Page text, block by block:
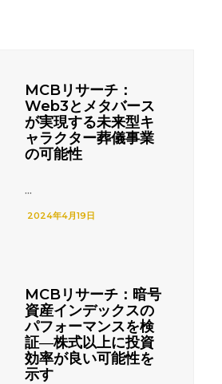
MCBリサーチ：
Web3とメタバース
が実現する未来型キ
ャラクター葬儀事業
の可能性
...
2024年4月19日
MCBリサーチ：暗号
資産インデックスの
パフォーマンスを検
証―株式以上に投資
効率が良い可能性を
示す